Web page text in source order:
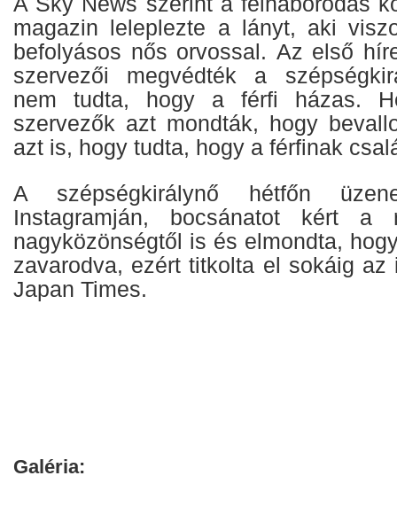
magazin leleplezte a lányt, aki
befolyásos nős orvossal. Az első
szervezői megvédték a
nem tudta, hogy a férfi házas.
szervezők azt mondták, hogy
azt is, hogy tudta, hogy a férfinak
A szépségkirálynő hétfőn
Instagramján, bocsánatot kért a
nagyközönségtől is és elmondta,
zavarodva, ezért titkolta el sokáig
Japan Times.
Galéria: